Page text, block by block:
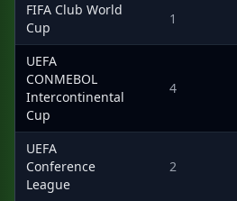
FIFA Club World
Cup
1
UEFA
CONMEBOL
Intercontinental
Cup
4
UEFA
Conference
League
2